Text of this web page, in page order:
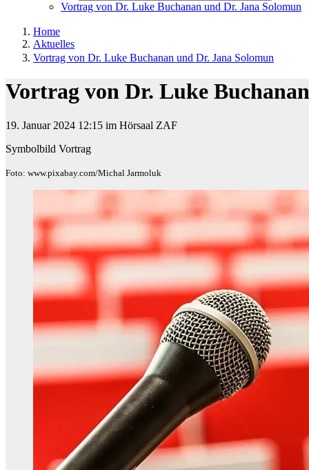
Vortrag von Dr. Luke Buchanan und Dr. Jana Solomun
Home
Aktuelles
Vortrag von Dr. Luke Buchanan und Dr. Jana Solomun
Vortrag von Dr. Luke
19. Januar 2024 12:15 im Hörsaal ZAF
Symbolbild Vortrag
Foto: www.pixabay.com/Michal Jarmoluk